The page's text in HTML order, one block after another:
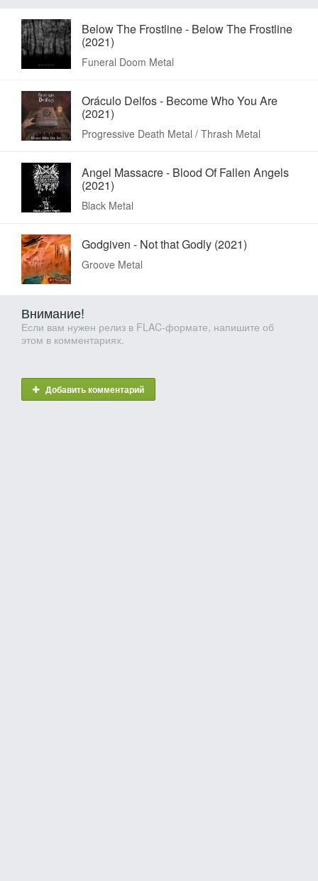
Below The Frostline - Below The Frostline
(2021)
Funeral Doom Metal
Oráculo Delfos - Become Who You Are
(2021)
Progressive Death Metal / Thrash Metal
Angel Massacre - Blood Of Fallen Angels
(2021)
Black Metal
Godgiven - Not that Godly (2021)
Groove Metal
Внимание!
Если вам нужен релиз в FLAC-формате, напишите об
этом в комментариях.
Добавить комментарий